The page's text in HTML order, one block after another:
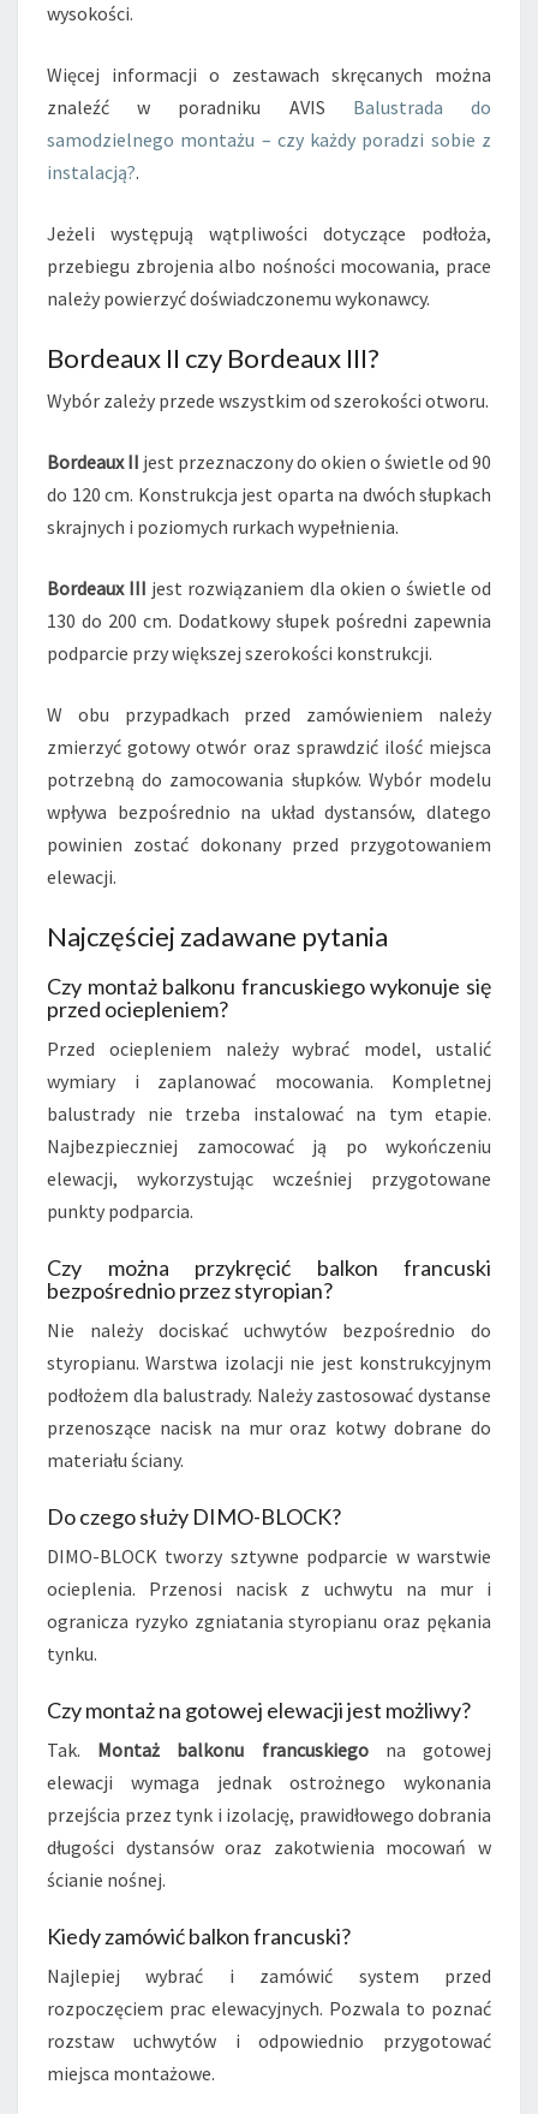
wysokości.
Więcej informacji o zestawach skręcanych można
znaleźć w poradniku AVIS Balustrada do
samodzielnego montażu – czy każdy poradzi sobie z
instalacją?.
Jeżeli występują wątpliwości dotyczące podłoża,
przebiegu zbrojenia albo nośności mocowania, prace
należy powierzyć doświadczonemu wykonawcy.
Bordeaux II czy Bordeaux III?
Wybór zależy przede wszystkim od szerokości otworu.
Bordeaux II jest przeznaczony do okien o świetle od 90
do 120 cm. Konstrukcja jest oparta na dwóch słupkach
skrajnych i poziomych rurkach wypełnienia.
Bordeaux III jest rozwiązaniem dla okien o świetle od
130 do 200 cm. Dodatkowy słupek pośredni zapewnia
podparcie przy większej szerokości konstrukcji.
W obu przypadkach przed zamówieniem należy
zmierzyć gotowy otwór oraz sprawdzić ilość miejsca
potrzebną do zamocowania słupków. Wybór modelu
wpływa bezpośrednio na układ dystansów, dlatego
powinien zostać dokonany przed przygotowaniem
elewacji.
Najczęściej zadawane pytania
Czy montaż balkonu francuskiego wykonuje się
przed ociepleniem?
Przed ociepleniem należy wybrać model, ustalić
wymiary i zaplanować mocowania. Kompletnej
balustrady nie trzeba instalować na tym etapie.
Najbezpieczniej zamocować ją po wykończeniu
elewacji, wykorzystując wcześniej przygotowane
punkty podparcia.
Czy można przykręcić balkon francuski
bezpośrednio przez styropian?
Nie należy dociskać uchwytów bezpośrednio do
styropianu. Warstwa izolacji nie jest konstrukcyjnym
podłożem dla balustrady. Należy zastosować dystanse
przenoszące nacisk na mur oraz kotwy dobrane do
materiału ściany.
Do czego służy DIMO-BLOCK?
DIMO-BLOCK tworzy sztywne podparcie w warstwie
ocieplenia. Przenosi nacisk z uchwytu na mur i
ogranicza ryzyko zgniatania styropianu oraz pękania
tynku.
Czy montaż na gotowej elewacji jest możliwy?
Tak. Montaż balkonu francuskiegona gotowej
elewacji wymaga jednak ostrożnego wykonania
przejścia przez tynk i izolację, prawidłowego dobrania
długości dystansów oraz zakotwienia mocowań w
ścianie nośnej.
Kiedy zamówić balkon francuski?
Najlepiej wybrać i zamówić system przed
rozpoczęciem prac elewacyjnych. Pozwala to poznać
rozstaw uchwytów i odpowiednio przygotować
miejsca montażowe.